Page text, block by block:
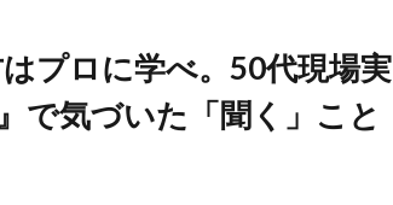
プロに学べ。50代現場実
で気づいた「聞く」こと